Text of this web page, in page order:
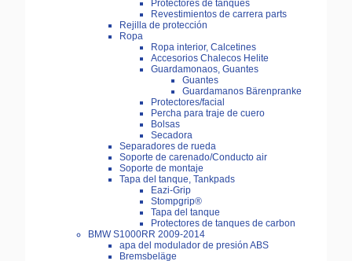
Protectores de tanques
Revestimientos de carrera parts
Rejilla de protección
Ropa
Ropa interior, Calcetines
Accesorios Chalecos Helite
Guardamonaos, Guantes
Guantes
Guardamanos Bärenpranke
Protectores/facial
Percha para traje de cuero
Bolsas
Secadora
Separadores de rueda
Soporte de carenado/Conducto air
Soporte de montaje
Tapa del tanque, Tankpads
Eazi-Grip
Stompgrip®
Tapa del tanque
Protectores de tanques de carbon
BMW S1000RR 2009-2014
apa del modulador de presión ABS
Bremsbeläge